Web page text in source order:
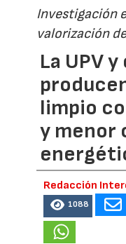
Investigación
valorización
La UPV y
limpio
y menor
Redacción
1088